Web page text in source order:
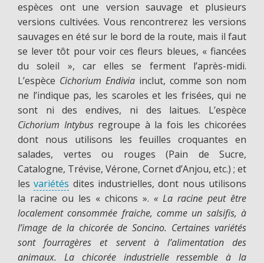
espèces ont une version sauvage et plusieurs
versions cultivées. Vous rencontrerez les versions
sauvages en été sur le bord de la route, mais il faut
se lever tôt pour voir ces fleurs bleues, « fiancées
du soleil », car elles se ferment l’après-midi.
L’espèce Cichorium Endivia inclut, comme son nom
ne l’indique pas, les scaroles et les frisées, qui ne
sont ni des endives, ni des laitues. L’espèce
Cichorium Intybusregroupe à la fois les chicorées
dont nous utilisons les feuilles croquantes en
salades, vertes ou rouges (Pain de Sucre,
Catalogne, Trévise, Vérone, Cornet d’Anjou, etc.) ; et
lesvariétés dites industrielles, dont nous utilisons
la racine ou les « chicons ». « La racine peut être
localement consommée fraiche, comme un salsifis, à
l’image de la chicorée de Soncino. Certaines variétés
sont fourragères et servent à l’alimentation des
animaux. La chicorée industrielle ressemble à la